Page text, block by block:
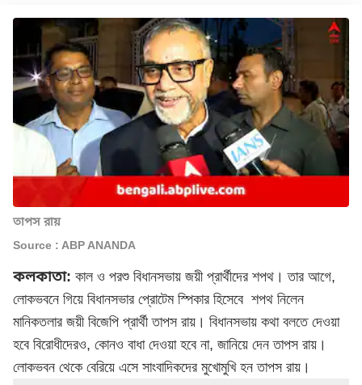
তাপস রায়
Source : ABP ANANDA
কলকাতা: কাল ও পরশু বিধানসভায় জয়ী প্রার্থীদের শপথ। তার আগে,
লোকভবনে গিয়ে বিধানসভার প্রোটেম স্পিকার হিসেবে শপথ নিলেন
মানিকতলার জয়ী বিজেপি প্রার্থী তাপস রায় । বিধানসভায় কথা বলতে দেওয়া
হবে বিরোধীদেরও, কোনও বাধা দেওয়া হবে না, জানিয়ে দেন তাপস রায়।
লোকভবন থেকে বেরিয়ে এসে সাংবাদিকদের মুখোমুখি হন তাপস রায়।